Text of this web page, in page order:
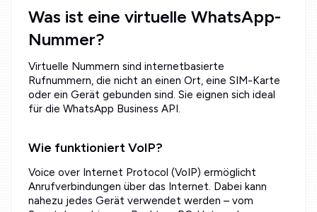
Was ist eine virtuelle WhatsApp-
Nummer?
Virtuelle Nummern sind internetbasierte
Rufnummern, die nicht an einen Ort, eine SIM-Karte
oder ein Gerät gebunden sind. Sie eignen sich ideal
für die WhatsApp Business API.
Wie funktioniert VoIP?
Voice over Internet Protocol (VoIP) ermöglicht
Anrufverbindungen über das Internet. Dabei kann
nahezu jedes Gerät verwendet werden – vom